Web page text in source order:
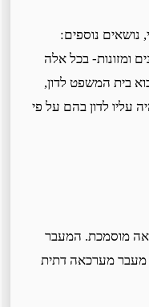
נושאים נוספים:
ומזונות- בכל אלה
בית המשפט לדון,
עליו לדון בהם על פי
מוסמכת. המעבר
מעבר מערכאה דתית